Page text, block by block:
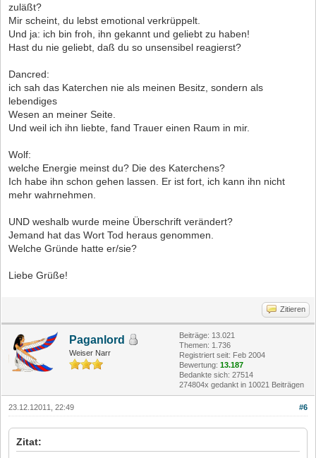
zuläßt?
Mir scheint, du lebst emotional verkrüppelt.
Und ja: ich bin froh, ihn gekannt und geliebt zu haben!
Hast du nie geliebt, daß du so unsensibel reagierst?
Dancred:
ich sah das Katerchen nie als meinen Besitz, sondern als
lebendiges
Wesen an meiner Seite.
Und weil ich ihn liebte, fand Trauer einen Raum in mir.
Wolf:
welche Energie meinst du? Die des Katerchens?
Ich habe ihn schon gehen lassen. Er ist fort, ich kann ihn nicht
mehr wahrnehmen.
UND weshalb wurde meine Überschrift verändert?
Jemand hat das Wort Tod heraus genommen.
Welche Gründe hatte er/sie?
Liebe Grüße!
Zitieren
Paganlord
Weiser Narr
Beiträge: 13.021
Themen: 1.736
Registriert seit: Feb 2004
Bewertung: 13.187
Bedankte sich: 27514
274804x gedankt in 10021 Beiträgen
#6
23.12.12011, 22:49
Zitat: